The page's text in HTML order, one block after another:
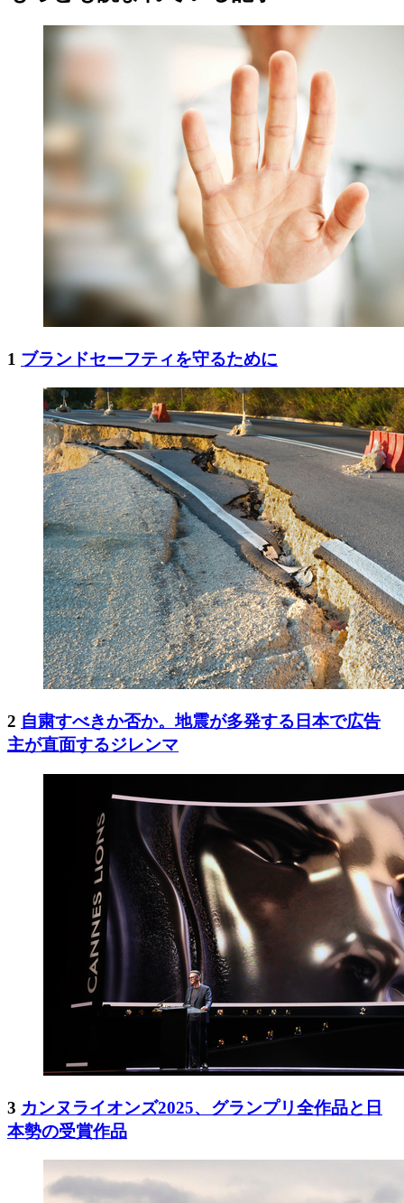
1 ブランドセーフティを守るために
2 自粛すべきか否か。地震が多発する日本で広告
主が直面するジレンマ
3 カンヌライオンズ2025、グランプリ全作品と日
本勢の受賞作品